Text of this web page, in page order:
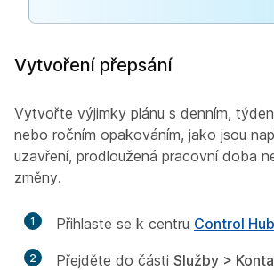
Vytvoření přepsání
Vytvořte výjimky plánu s denním,
nebo ročním opakováním, jako jsou
uzavření, prodloužená pracovní doba
změny.
1 Přihlaste se k centru Control Hub
2 Přejděte do části Služby >